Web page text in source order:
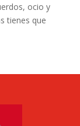
ocio y
tienes que